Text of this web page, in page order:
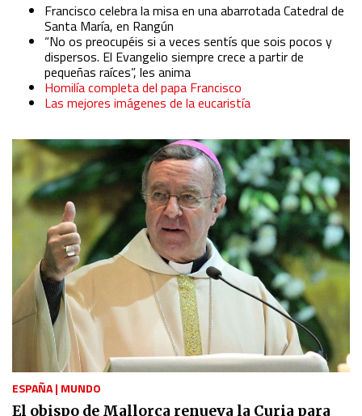
Francisco celebra la misa en una abarrotada Catedral de
Santa María, en Rangún
“No os preocupéis si a veces sentís que sois pocos y
dispersos. El Evangelio siempre crece a partir de
pequeñas raíces”, les anima
Homilía completa del papa Francisco
Las mejores imágenes de la eucaristía
ESPAÑA| MUNDO
El obispo de Mallorca renueva la Curia para